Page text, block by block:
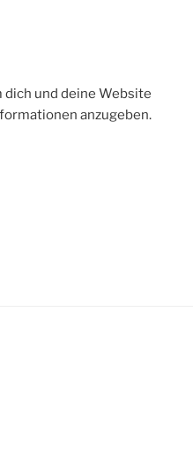
dich und deine Website
anzugeben.